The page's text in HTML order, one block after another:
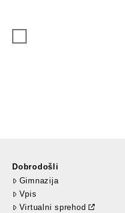
Dobrodošli
Gimnazija
Vpis
Virtualni sprehod